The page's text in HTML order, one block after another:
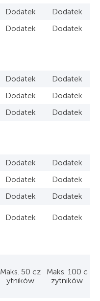
Dodatek
Dodatek
Dodatek Dodatek
Dodatek
Dodatek
Dodatek
Dodatek
Dodatek Dodatek
Dodatek
Dodatek
Dodatek
Dodatek
Dodatek
Dodatek
Dodatek Dodatek
Maks. 50 cz
ytników
Maks. 100 c
zytników